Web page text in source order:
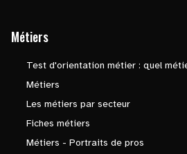
Métiers
Test d'orientation métier : quel
Métiers
Les métiers par secteur
Fiches métiers
Métiers - Portraits de pros